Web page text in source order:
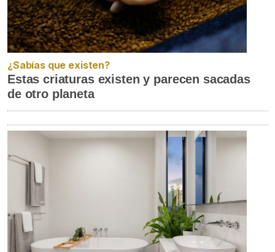
¿Sabías que existen?
Estas criaturas existen y parecen sacadas
de otro planeta